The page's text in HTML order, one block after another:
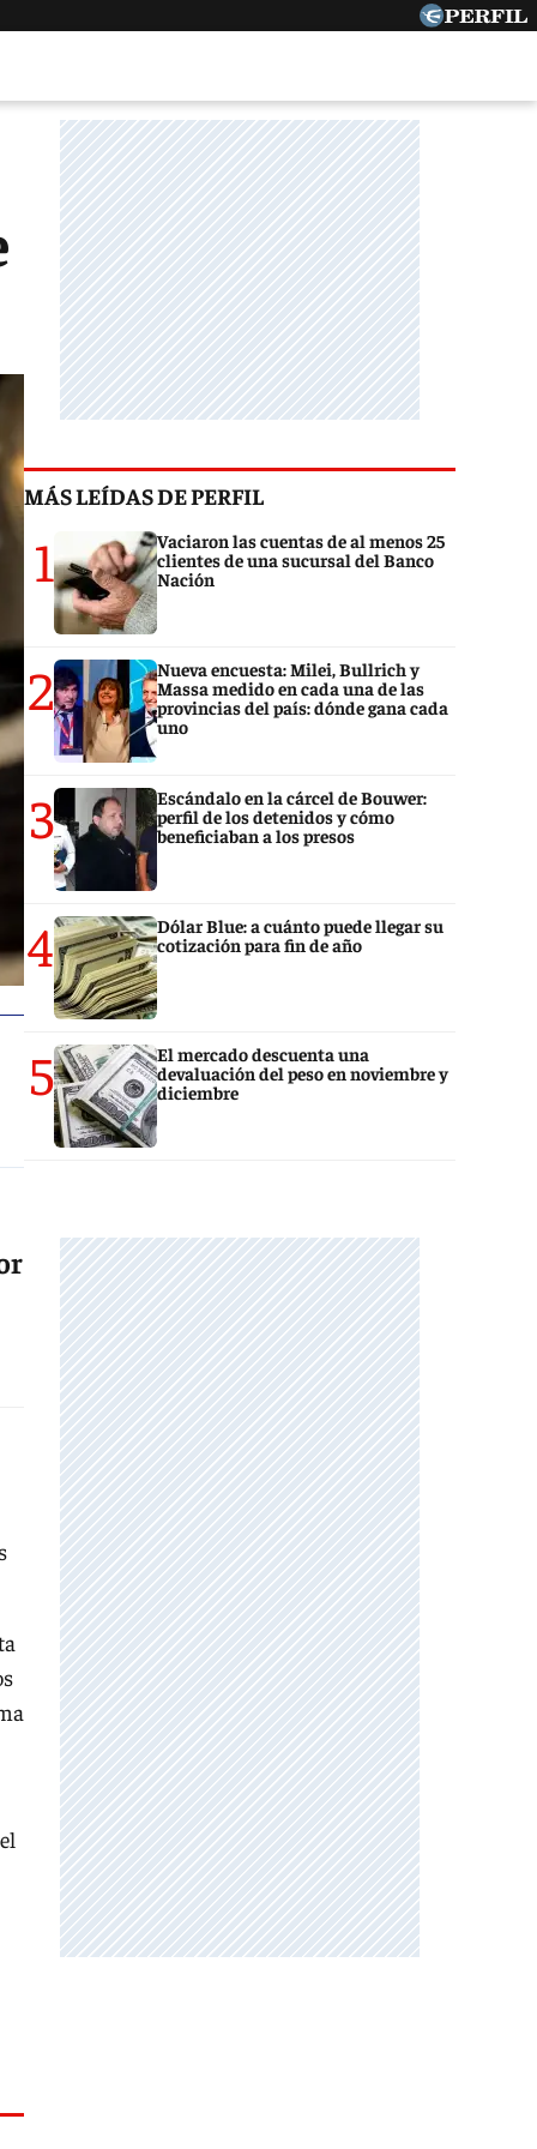
MÁS LEÍDAS DE PERFIL
1
Vaciaron las cuentas de al menos 25
clientes de una sucursal del Banco
Nación
2
Nueva encuesta: Milei, Bullrich y
Massa medido en cada una de las
provincias del país: dónde gana cada
uno
3
Escándalo en la cárcel de Bouwer:
perfil de los detenidos y cómo
beneficiaban a los presos
4
Dólar Blue: a cuánto puede llegar su
cotización para fin de año
5
El mercado descuenta una
devaluación del peso en noviembre y
diciembre